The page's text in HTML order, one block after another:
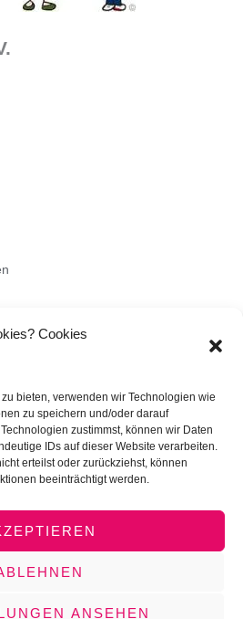
Cookies
bieten, verwenden wir Technologien wie
zu speichern und/oder darauf
zustimmst, können wir Daten
IDs auf dieser Website verarbeiten.
erteilst oder zurückziehst, können
beeinträchtigt werden.
ANSEHEN